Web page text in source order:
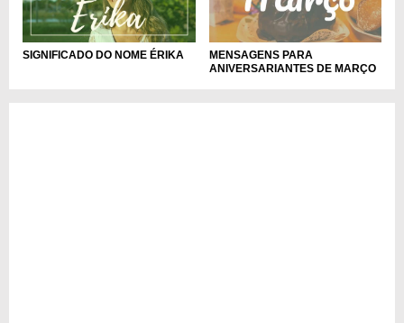
SIGNIFICADO DO NOME ÉRIKA
MENSAGENS PARA
ANIVERSARIANTES DE MARÇO